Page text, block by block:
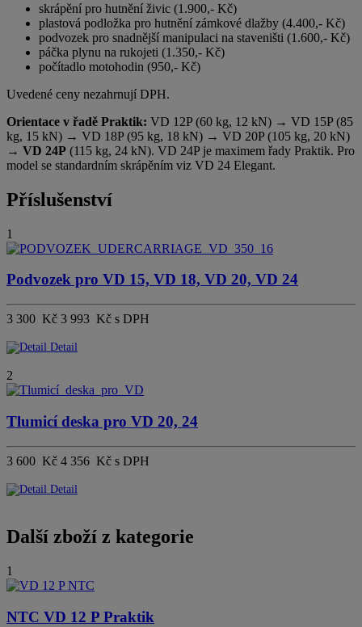
skrápění pro hutnění živic (1.900,- Kč)
plastová podložka pro hutnění zámkové dlažby (4.400,- Kč)
podvozek pro snadnější manipulaci na staveništi (1.600,- Kč)
páčka plynu na rukojeti (1.350,- Kč)
počítadlo motohodin (950,- Kč)
Uvedené ceny nezahrnují DPH.
Orientace v řadě Praktik: VD 12P (60 kg, 12 kN) → VD 15P (85
kg, 15 kN) → VD 18P (95 kg, 18 kN) → VD 20P (105 kg, 20 kN)
→ VD 24P (115 kg, 24 kN). VD 24P je maximem řady Praktik. Pro
model se standardním skrápěním viz VD 24 Elegant.
Příslušenství
1
Podvozek pro VD 15, VD 18, VD 20, VD 24
3 300 Kč 3 993 Kč s DPH
Detail
2
Tlumicí deska pro VD 20, 24
3 600 Kč 4 356 Kč s DPH
Detail
Další zboží z kategorie
1
NTC VD 12 P Praktik